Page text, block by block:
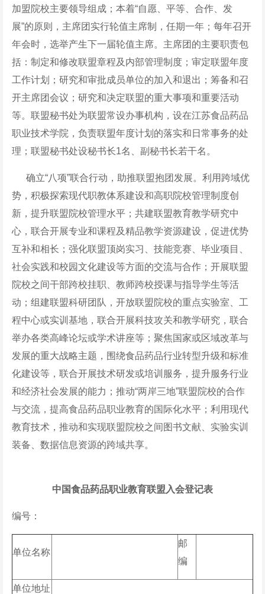
加盟院校主要领导组成；本着“自愿、平等、合作、发
展”的原则，主席团实行轮值主席制，任期一年；每年召开
年会时，选举产生下一届轮值主席。主席团的主要职责包
括：制定和修改联盟章程及内部管理制度；审定联盟年度
工作计划；研究和审批成员单位的加入和退出；筹备和召
开主席团会议；研究和决定联盟的重大事项和重要活动
等。联盟秘书处为联盟常设办事机构，设在江苏食品药品
职业技术学院，负责联盟年度计划的落实和日常事务的处
理；联盟秘书处设秘书长1名、副秘书长若干名。
确立“八项”联合行动，助推联盟抱团发展。利用跨域优
势，积极探索现代职教体系建设和高职院校管理制度创
新，提升联盟院校管理水平；共建联盟教育教学研究中
心，联合开展专业和课程及精品教学资源建设，促进优势
互补和相长；强化联盟顶岗实习、技能竞赛、毕业项目、
社会实践和校园文化建设等方面的交流与合作；开展联盟
院校之间干部跨校挂职、教师跨校授课与指导学生等活
动；组建联盟科研团队，开放联盟院校的重点实验室、工
程中心或实训基地，联合开展科技攻关和教学研究，联合
举办各类高峰论坛或学术讲座等；聚焦国家或区域改革与
发展的重大战略主题，围绕食品药品行业转型升级和标准
化建设等，联合开展技术研发或培训服务，提升服务行业
和经济社会发展的能力；推动“两岸三地”联盟院校的合作
与交流，提高食品药品职业教育的国际化水平；利用现代
教育技术，推动和实现联盟院校之间图书文献、实验实训
装备、数据信息资源的跨域共享。
中国食品药品职业教育联盟 入会登记表
编号：
单位名称
邮
编
单位地址